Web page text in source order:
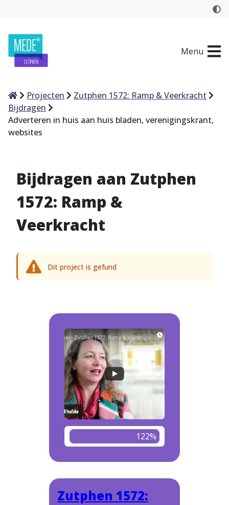
Menu
HomeProjecten
Zutphen 1572: Ramp & Veerkracht
Bijdragen
Adverteren in huis aan huis bladen, verenigingskrant,
websites
Bijdragen aan Zutphen
1572: Ramp &
Veerkracht
Dit project is gefund
122%
Zutphen 1572: